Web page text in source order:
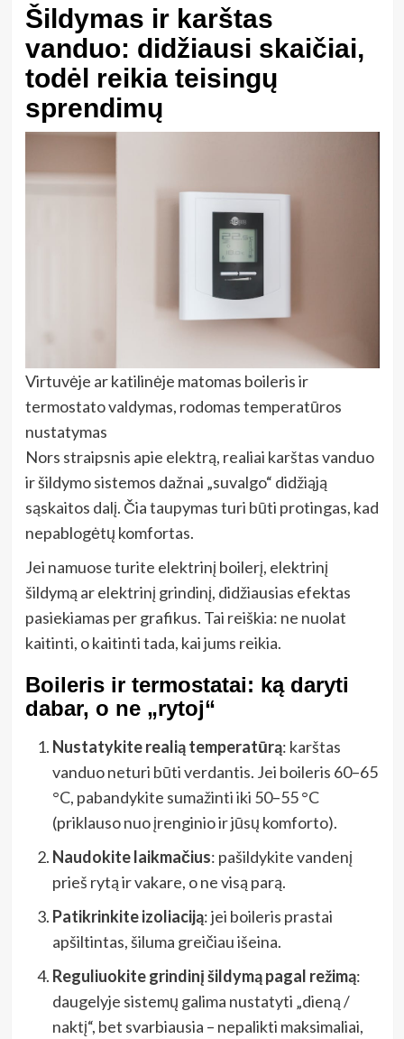
Šildymas ir karštas
vanduo: didžiausi skaičiai,
todėl reikia teisingų
sprendimų
Virtuvėje ar katilinėje matomas boileris ir
termostato valdymas, rodomas temperatūros
nustatymas
Nors straipsnis apie elektrą, realiai karštas vanduo
ir šildymo sistemos dažnai „suvalgo“ didžiąją
sąskaitos dalį. Čia taupymas turi būti protingas, kad
nepablogėtų komfortas.
Jei namuose turite elektrinį boilerį, elektrinį
šildymą ar elektrinį grindinį, didžiausias efektas
pasiekiamas per grafikus. Tai reiškia: ne nuolat
kaitinti, o kaitinti tada, kai jums reikia.
Boileris ir termostatai: ką daryti
dabar, o ne „rytoj“
Nustatykite realią temperatūrą: karštas
vanduo neturi būti verdantis. Jei boileris 60–65
°C, pabandykite sumažinti iki 50–55 °C
(priklauso nuo įrenginio ir jūsų komforto).
Naudokite laikmačius: pašildykite vandenį
prieš rytą ir vakare, o ne visą parą.
Patikrinkite izoliaciją: jei boileris prastai
apšiltintas, šiluma greičiau išeina.
Reguliuokite grindinį šildymą pagal režimą:
daugelyje sistemų galima nustatyti „dieną /
naktį“, bet svarbiausia – nepalikti maksimaliai,